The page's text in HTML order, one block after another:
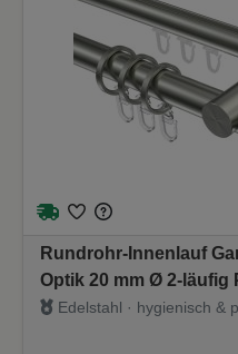
Rundrohr-Innenlauf
Optik 20 mm Ø 2-läufig
Edelstahl · hygienisch &